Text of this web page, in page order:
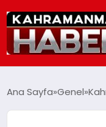
SIYASET
Ana Sayfa Genel